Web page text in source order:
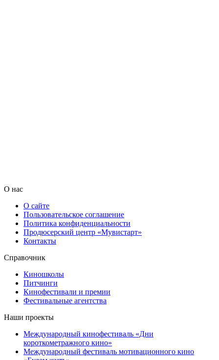
О нас
О сайте
Пользовательское соглашение
Политика конфиденциальности
Продюсерский центр «Мувистарт»
Контакты
Справочник
Киношколы
Питчинги
Кинофестивали и премии
Фестивальные агентства
Наши проекты
Международный кинофестиваль «Дни
короткометражного кино»
Международный фестиваль мотивационного кино